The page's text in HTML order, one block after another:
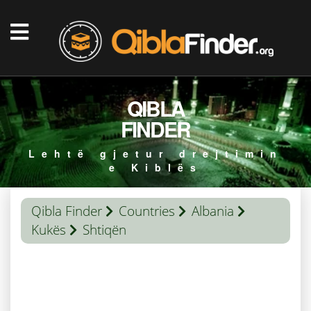
QIBLA
FINDER
Lehtë gjetur drejtimin
e Kiblës
Qibla Finder Countries
Albania
Kukës
Shtiqën